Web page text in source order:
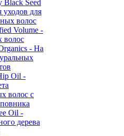
Seed
для
волос
Volume -
волос
- На
Oil -
волос с
Oil -
дерева